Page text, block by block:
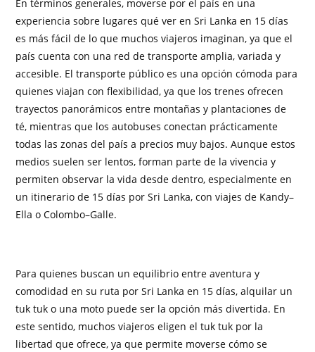
En términos generales, moverse por el país en una
experiencia sobre lugares qué ver en Sri Lanka en 15 días
es más fácil de lo que muchos viajeros imaginan, ya que el
país cuenta con una red de transporte amplia, variada y
accesible. El transporte público es una opción cómoda para
quienes viajan con flexibilidad, ya que los trenes ofrecen
trayectos panorámicos entre montañas y plantaciones de
té, mientras que los autobuses conectan prácticamente
todas las zonas del país a precios muy bajos. Aunque estos
medios suelen ser lentos, forman parte de la vivencia y
permiten observar la vida desde dentro, especialmente en
un itinerario de 15 días por Sri Lanka, con viajes de Kandy–
Ella o Colombo–Galle.
Para quienes buscan un equilibrio entre aventura y
comodidad en su ruta por Sri Lanka en 15 días, alquilar un
tuk tuk o una moto puede ser la opción más divertida. En
este sentido, muchos viajeros eligen el tuk tuk por la
libertad que ofrece, ya que permite moverse cómo se